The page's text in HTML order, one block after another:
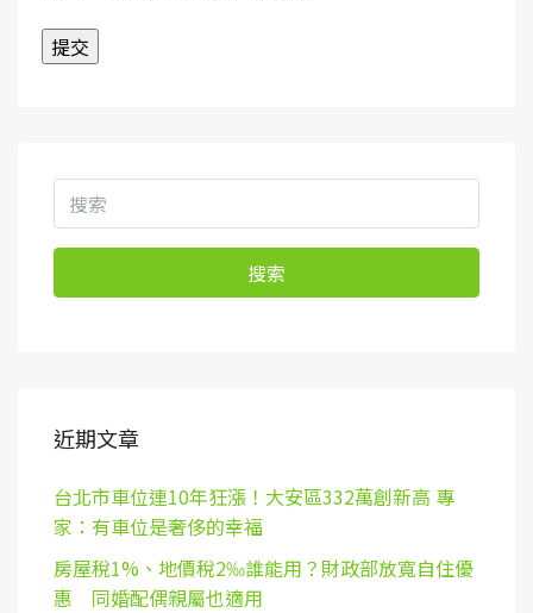
搜索
近期文章
台北市車位連10年狂漲！大安區332萬創新高 專
家：有車位是奢侈的幸福
房屋稅1%、地價稅2‰誰能用？財政部放寬自住優
惠 同婚配偶親屬也適用